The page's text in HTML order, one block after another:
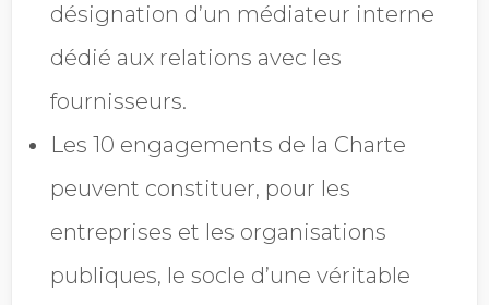
désignation d’un médiateur interne
dédié aux relations avec les
fournisseurs.
Les 10 engagements de la Charte
peuvent constituer, pour les
entreprises et les organisations
publiques, le socle d’une véritable